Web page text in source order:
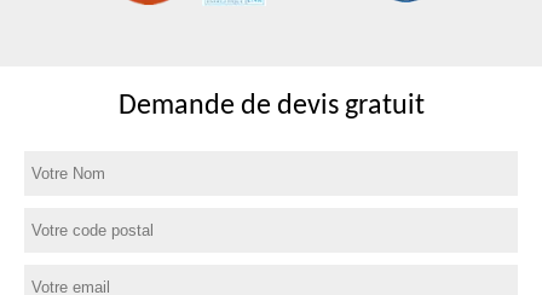
Demande de devis gratuit